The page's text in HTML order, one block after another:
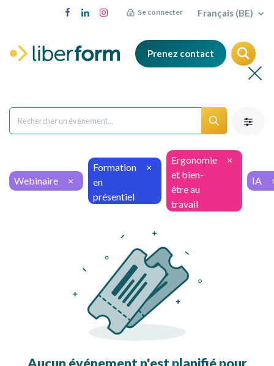
Se connecter Français (BE)
Prenez contact
Webinaire ×
Formation
en
présentiel
×
Ergonomie
et bien-
être au
travail
×
IA